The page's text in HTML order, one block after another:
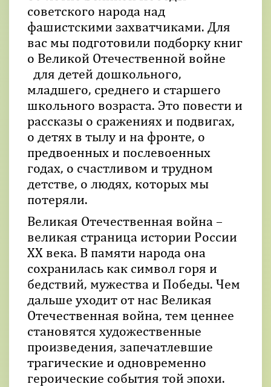
советского народа над
фашистскими захватчиками. Для
вас мы подготовили подборку книг
о Великой Отечественной войне
для детей дошкольного,
младшего, среднего и старшего
школьного возраста. Это повести и
рассказы о сражениях и подвигах,
о детях в тылу и на фронте, о
предвоенных и послевоенных
годах, о счастливом и трудном
детстве, о людях, которых мы
потеряли.
Великая Отечественная война –
великая страница истории России
XX века. В памяти народа она
сохранилась как символ горя и
бедствий, мужества и Победы. Чем
дальше уходит от нас Великая
Отечественная война, тем ценнее
становятся художественные
произведения, запечатлевшие
трагические и одновременно
героические события той эпохи.